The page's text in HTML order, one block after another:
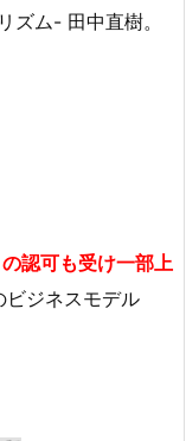
ズム- 田中直樹。
認可も受け一部上
ビジネスモデル